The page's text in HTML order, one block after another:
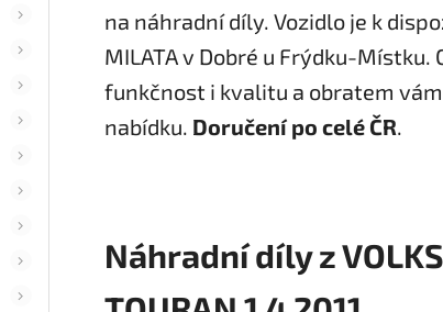
na náhradní díly. Vozidlo je k
MILATA v Dobré u Frýdku-
funkčnost i kvalitu a obratem
nabídku. Doručení po celé ČR.
Náhradní díly z